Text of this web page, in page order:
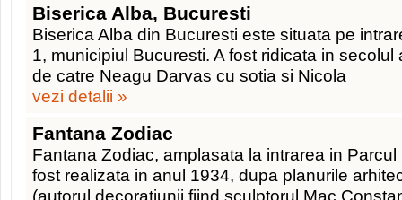
Biserica Alba, Bucuresti
Biserica Alba din Bucuresti este situata pe
1, municipiul Bucuresti. A fost ridicata in secolul
de catre Neagu Darvas cu sotia si Nicola
vezi detalii »
Fantana Zodiac
Fantana Zodiac, amplasata la intrarea in
fost realizata in anul 1934, dupa planurile
(autorul decoratiunii fiind sculptorul Mac